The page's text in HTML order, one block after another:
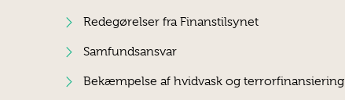
Redegørelser fra Finanstilsynet
Samfundsansvar
Bekæmpelse af hvidvask og terrorfinansiering